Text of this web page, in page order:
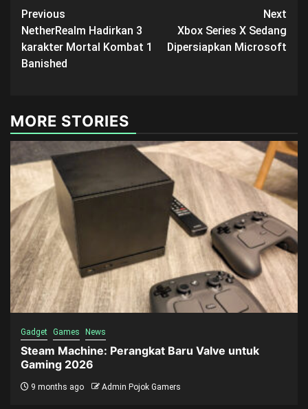
Post
navigation
Previous
NetherRealm Hadirkan 3
karakter Mortal Kombat 1
Banished
Next
Xbox Series X Sedang
Dipersiapkan Microsoft
MORE STORIES
Gadget Games News
Steam Machine: Perangkat Baru Valve untuk
Gaming 2026
9 months ago Admin Pojok Gamers